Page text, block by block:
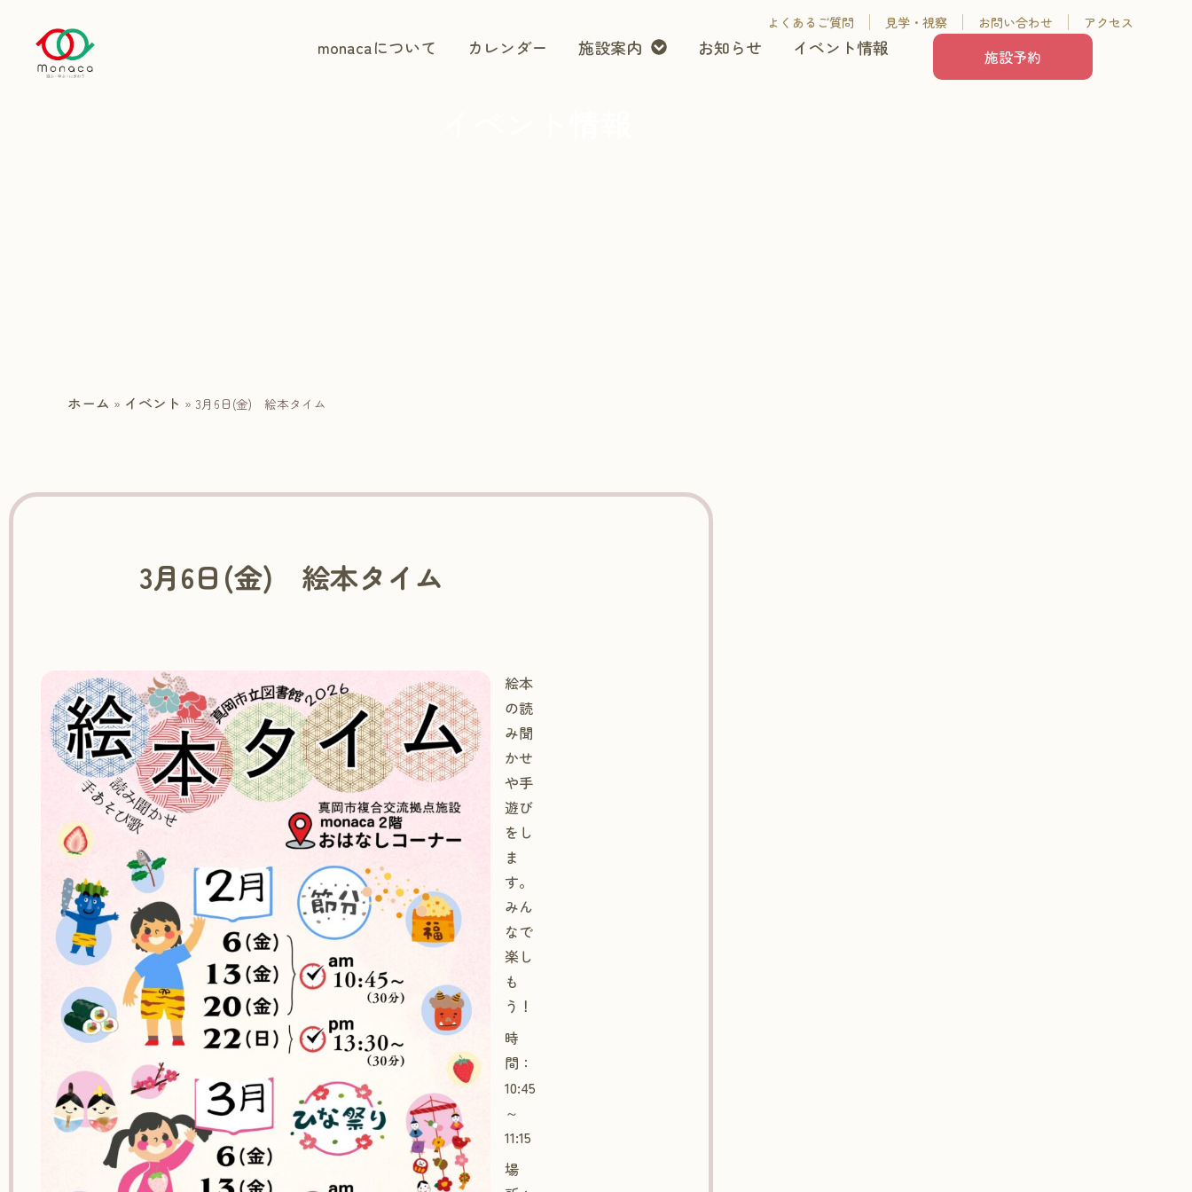
よくあるご質問 見学・視察 お問い合わせ アクセス
monacaについて カレンダー 施設案内 お知らせ イベント情報 施設予約
ホーム » イベント »3月6日(金) 絵本タイム
3月6日(金) 絵本タイム
絵本
の読
み聞
かせ
や手
遊び
をし
ま
す。
みん
なで
楽し
も
う！
時
間：
10:45
～
11:15
場